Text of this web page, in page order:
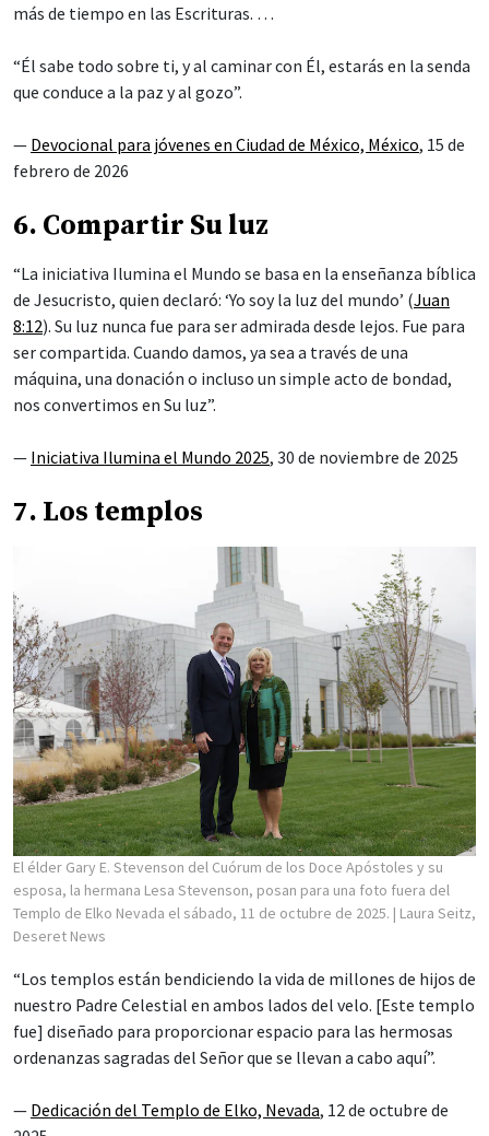
más de tiempo en las Escrituras. …
“Él sabe todo sobre ti, y al caminar con Él, estarás en la senda
que conduce a la paz y al gozo”.
— Devocional para jóvenes en Ciudad de México, México, 15 de
febrero de 2026
6. Compartir Su luz
“La iniciativa Ilumina el Mundo se basa en la enseñanza bíblica
de Jesucristo, quien declaró: ‘Yo soy la luz del mundo’ (Juan
8:12). Su luz nunca fue para ser admirada desde lejos. Fue para
ser compartida. Cuando damos, ya sea a través de una
máquina, una donación o incluso un simple acto de bondad,
nos convertimos en Su luz”.
— Iniciativa Ilumina el Mundo 2025, 30 de noviembre de 2025
7. Los templos
El élder Gary E. Stevenson del Cuórum de los Doce Apóstoles y su
esposa, la hermana Lesa Stevenson, posan para una foto fuera del
Templo de Elko Nevada el sábado, 11 de octubre de 2025. | Laura Seitz,
Deseret News
“Los templos están bendiciendo la vida de millones de hijos de
nuestro Padre Celestial en ambos lados del velo. [Este templo
fue] diseñado para proporcionar espacio para las hermosas
ordenanzas sagradas del Señor que se llevan a cabo aquí”.
— Dedicación del Templo de Elko, Nevada, 12 de octubre de